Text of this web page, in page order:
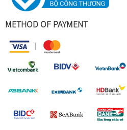
METHOD OF PAYMENT